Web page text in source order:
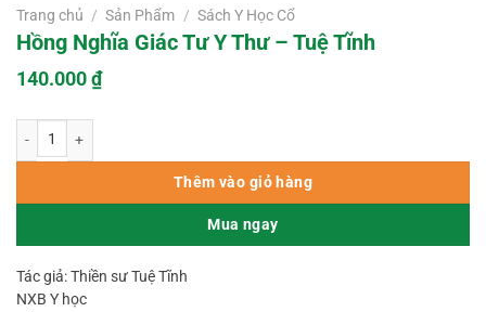
Trang chủ / Sản Phẩm / Sách Y Học Cổ
Hồng Nghĩa Giác Tư Y Thư – Tuệ Tĩnh
140.000₫
Thêm vào giỏ hàng
Mua ngay
Tác giả: Thiền sư Tuệ Tĩnh
NXB Y học